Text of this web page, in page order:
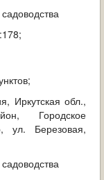
Иркутская обл.,
Городское
ул. Березовая,